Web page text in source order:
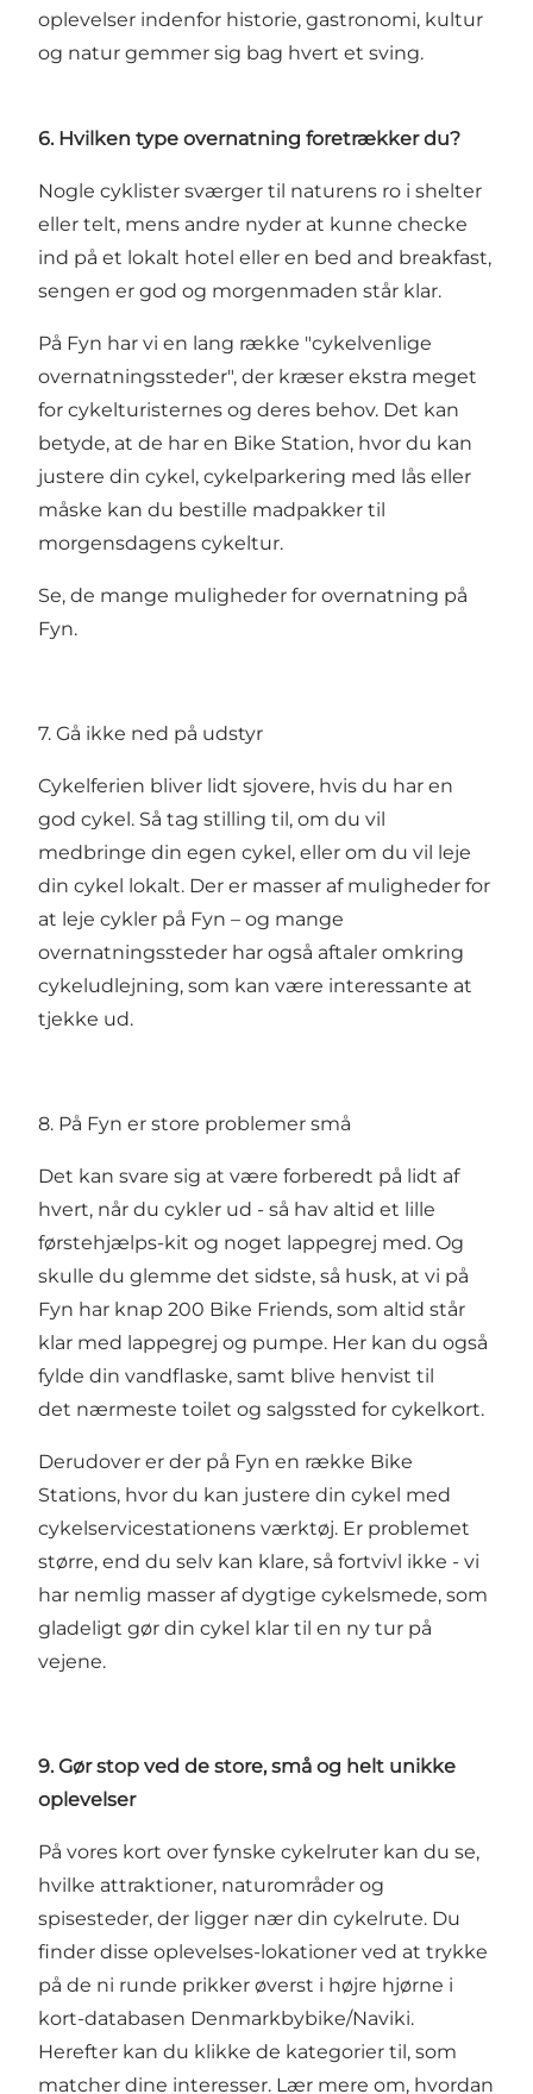
oplevelser indenfor historie, gastronomi, kultur
og natur gemmer sig bag hvert et sving.
6. Hvilken type overnatning foretrækker du?
Nogle cyklister sværger til naturens ro i shelter
eller telt, mens andre nyder at kunne checke
ind på et lokalt hotel eller en bed and breakfast,
sengen er god og morgenmaden står klar.
På Fyn har vi en lang række "cykelvenlige
overnatningssteder", der kræser ekstra meget
for cykelturisternes og deres behov. Det kan
betyde, at de har en Bike Station, hvor du kan
justere din cykel, cykelparkering med lås eller
måske kan du bestille madpakker til
morgensdagens cykeltur.
Se, de mange muligheder for overnatning på
Fyn.
7. Gå ikke ned på udstyr
Cykelferien bliver lidt sjovere, hvis du har en
god cykel. Så tag stilling til, om du vil
medbringe din egen cykel, eller om du vil leje
din cykel lokalt. Der er masser af muligheder for
at leje cykler på Fyn – og mange
overnatningssteder har også aftaler omkring
cykeludlejning, som kan være interessante at
tjekke ud.
8. På Fyn er store problemer små
Det kan svare sig at være forberedt på lidt af
hvert, når du cykler ud - så hav altid et lille
førstehjælps-kit og noget lappegrej med. Og
skulle du glemme det sidste, så husk, at vi på
Fyn har knap 200 Bike Friends, som altid står
klar med lappegrej og pumpe. Her kan du også
fylde din vandflaske, samt blive henvist til
det nærmeste toilet og salgssted for cykelkort.
Derudover er der på Fyn en række Bike
Stations, hvor du kan justere din cykel med
cykelservicestationens værktøj. Er problemet
større, end du selv kan klare, så fortvivl ikke - vi
har nemlig masser af dygtige cykelsmede, som
gladeligt gør din cykel klar til en ny tur på
vejene.
9. Gør stop ved de store, små og helt unikke
oplevelser
På vores kort over fynske cykelruter kan du se,
hvilke attraktioner, naturområder og
spisesteder, der ligger nær din cykelrute. Du
finder disse oplevelses-lokationer ved at trykke
på de ni runde prikker øverst i højre hjørne i
kort-databasen Denmarkbybike/Naviki.
Herefter kan du klikke de kategorier til, som
matcher dine interesser. Lær mere om, hvordan